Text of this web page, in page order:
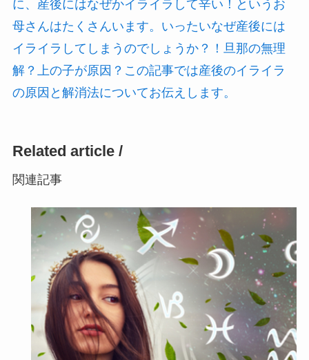
に、産後にはなぜかイライラして辛い！というお
母さんはたくさんいます。いったいなぜ産後には
イライラしてしまうのでしょうか？！旦那の無理
解？上の子が原因？この記事では産後のイライラ
の原因と解消法についてお伝えします。
Related article /
関連記事